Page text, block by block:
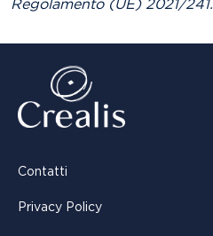
Regolamento (UE) 2021/241.
Contatti
Privacy Policy